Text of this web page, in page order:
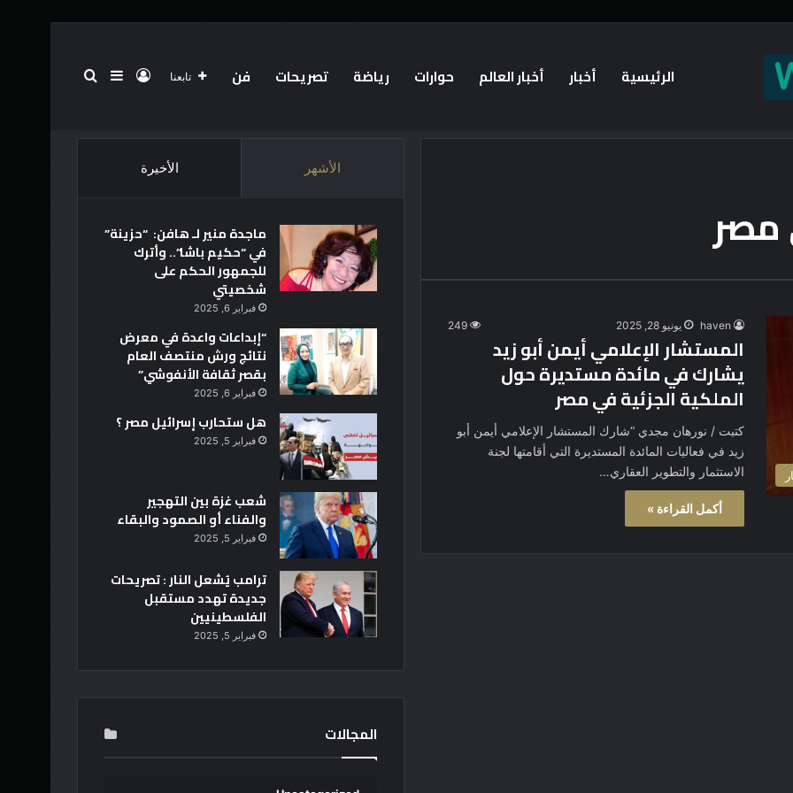
الرئيسية أخبار أخبار العالم حوارات رياضة تصريحات فن تابعنا تسجيل الدخول
إضافة عمود جانبي
مصر
haven يونيو 28, 2025 249
المستشار الإعلامي أيمن أبو زيد
يشارك في مائدة مستديرة حول
الملكية الجزئية في مصر
كتبت / نورهان مجدي “شارك المستشار الإعلامي أيمن أبو
زيد في فعاليات المائدة المستديرة التي أقامتها لجنة
الاستثمار والتطوير العقاري…
أكمل القراءة »
الأشهر الأخيرة
ماجدة منير لـ هافن: “حزينة”
في “حكيم باشا”.. وأترك
للجمهور الحكم على
شخصيتي
فبراير 6, 2025
“إبداعات واعدة في معرض
نتائج ورش منتصف العام
بقصر ثقافة الأنفوشي”
فبراير 6, 2025
هل ستحارب إسرائيل مصر ؟
فبراير 5, 2025
شعب غزة بين التهجير
والفناء أو الصمود والبقاء
فبراير 5, 2025
ترامب يُشعل النار : تصريحات
جديدة تهدد مستقبل
الفلسطينيين
فبراير 5, 2025
المجالات